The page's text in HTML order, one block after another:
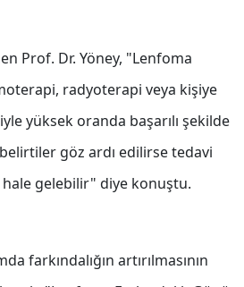
Prof. Dr. Yöney, "Lenfoma
radyoterapi veya kişiye
yüksek oranda başarılı şekilde
göz ardı edilirse tedavi
gelebilir" diye konuştu.
farkındalığın artırılmasının